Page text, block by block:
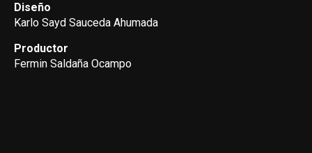
Diseño
Karlo Sayd Sauceda Ahumada
Productor
Fermin Saldaña Ocampo